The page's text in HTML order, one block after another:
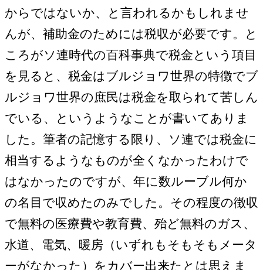
からではないか、と言われるかもしれませ
んが、補助金のためには税収が必要です。と
ころがソ連時代の百科事典で税金という項目
を見ると、税金はブルジョワ世界の特徴でブ
ルジョワ世界の庶民は税金を取られて苦しん
でいる、というようなことが書いてありま
した。筆者の記憶する限り、ソ連では税金に
相当するようなものが全くなかったわけで
はなかったのですが、年に数ルーブル何か
の名目で収めたのみでした。その程度の徴収
で無料の医療費や教育費、殆ど無料のガス、
水道、電気、暖房（いずれもそもそもメータ
ーがなかった）をカバー出来たとは思えま